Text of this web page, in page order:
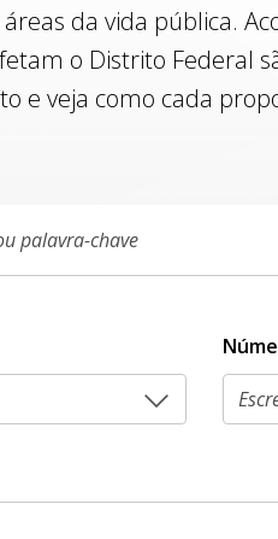
da vida pública.
o Distrito Federal
e veja como cada